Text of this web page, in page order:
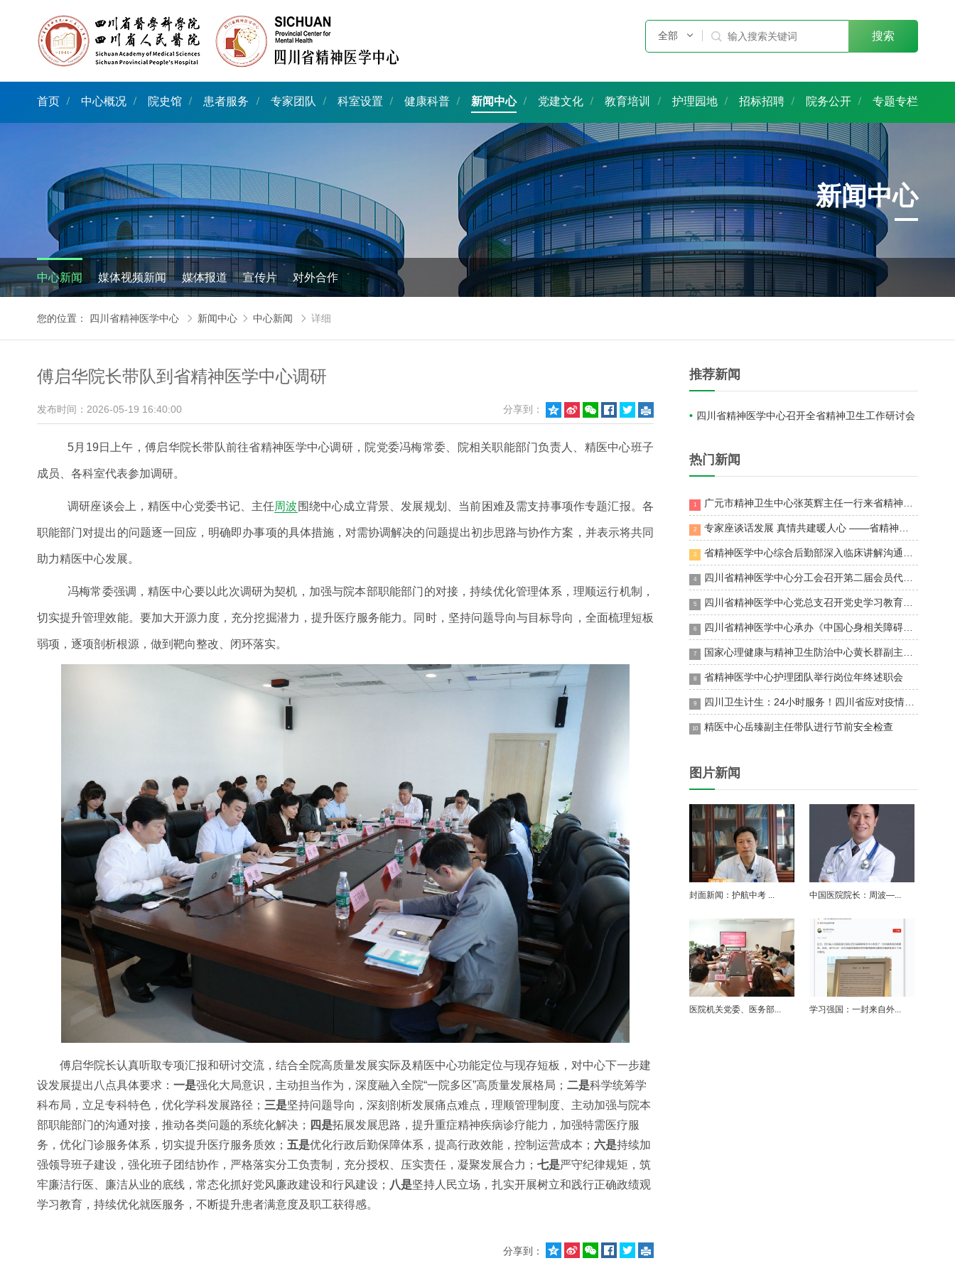
全部  搜索
首页 中心概况 院史馆 患者服务 专家团队 科室设置 健康科普 新闻中心 党建文化 教育培训 护理园地 招标招聘 院务公开 专题专栏
新闻中心
中心新闻 媒体视频新闻 媒体报道 宣传片 对外合作
您的位置： 四川省精神医学中心  新闻中心  中心新闻  详细
傅启华院长带队到省精神医学中心调研
发布时间：2026-05-19 16:40:00 分享到：      
5月19日上午，傅启华院长带队前往省精神医学中心调研，院党委冯梅常委、院相关职能部门负责人、精医中心班子
成员、各科室代表参加调研。
调研座谈会上，精医中心党委书记、主任周波 围绕中心成立背景、发展规划、当前困难及需支持事项作专题汇报。各
职能部门对提出的问题逐一回应，明确即办事项的具体措施，对需协调解决的问题提出初步思路与协作方案，并表示将共同
助力精医中心发展。
冯梅常委强调，精医中心要以此次调研为契机，加强与院本部职能部门的对接，持续优化管理体系，理顺运行机制，
切实提升管理效能。要加大开源力度，充分挖掘潜力，提升医疗服务能力。同时，坚持问题导向与目标导向，全面梳理短板
弱项，逐项剖析根源，做到靶向整改、闭环落实。
傅启华院长认真听取专项汇报和研讨交流，结合全院高质量发展实际及精医中心功能定位与现存短板，对中心下一步建
设发展提出八点具体要求： 一是强化大局意识，主动担当作为，深度融入全院“一院多区”高质量发展格局； 二是科学统筹学
科布局，立足专科特色，优化学科发展路径； 三是坚持问题导向，深刻剖析发展痛点难点，理顺管理制度、主动加强与院本
部职能部门的沟通对接，推动各类问题的系统化解决； 四是拓展发展思路，提升重症精神疾病诊疗能力，加强特需医疗服
务，优化门诊服务体系，切实提升医疗服务质效； 五是优化行政后勤保障体系，提高行政效能，控制运营成本； 六是持续加
强领导班子建设，强化班子团结协作，严格落实分工负责制，充分授权、压实责任，凝聚发展合力； 七是严守纪律规矩，筑
牢廉洁行医、廉洁从业的底线，常态化抓好党风廉政建设和行风建设； 八是坚持人民立场，扎实开展树立和践行正确政绩观
学习教育，持续优化就医服务，不断提升患者满意度及职工获得感。
分享到：      
推荐新闻
四川省精神医学中心召开全省精神卫生工作研讨会
热门新闻
1 广元市精神卫生中心张英辉主任一行来省精神医学中心参观交流
2 专家座谈话发展 真情共建暖人心 ——省精神医学中心专家与温江区民政局携手对话
3 省精神医学中心综合后勤部深入临床讲解沟通财务工作
4 四川省精神医学中心分工会召开第二届会员代表大会第三次会议
5 四川省精神医学中心党总支召开党史学习教育专题会议
6 四川省精神医学中心承办《中国心身相关障碍规范化诊疗指南》全国巡讲首站——四川站
7 国家心理健康与精神卫生防治中心黄长群副主任一行来川调研并在省精神医学中心展开座谈
8 省精神医学中心护理团队举行岗位年终述职会
9 四川卫生计生：24小时服务！四川省应对疫情心理援助热线“96111”开通
10 精医中心岳臻副主任带队进行节前安全检查
图片新闻
封面新闻：护航中考 ... 中国医院院长：周波—...
医院机关党委、医务部... 学习强国：一封来自外...